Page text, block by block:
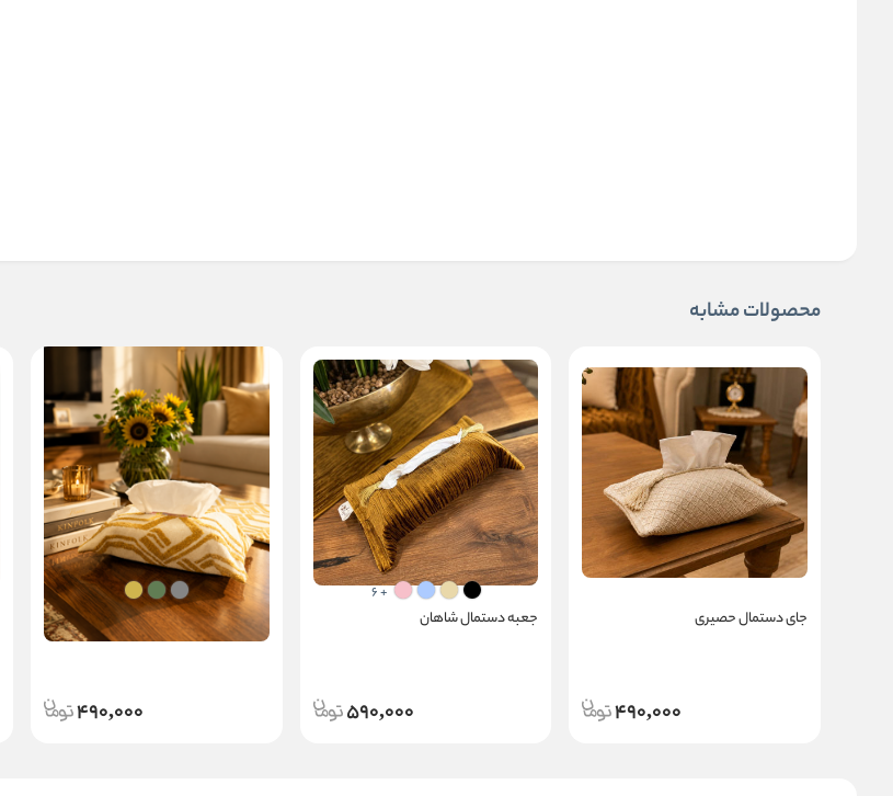
محصولات مشابه
جای دستمال حصیری
490,000
+ 6
جعبه دستمال شاهان
590,000
جعبه دستمال روناک
490,000